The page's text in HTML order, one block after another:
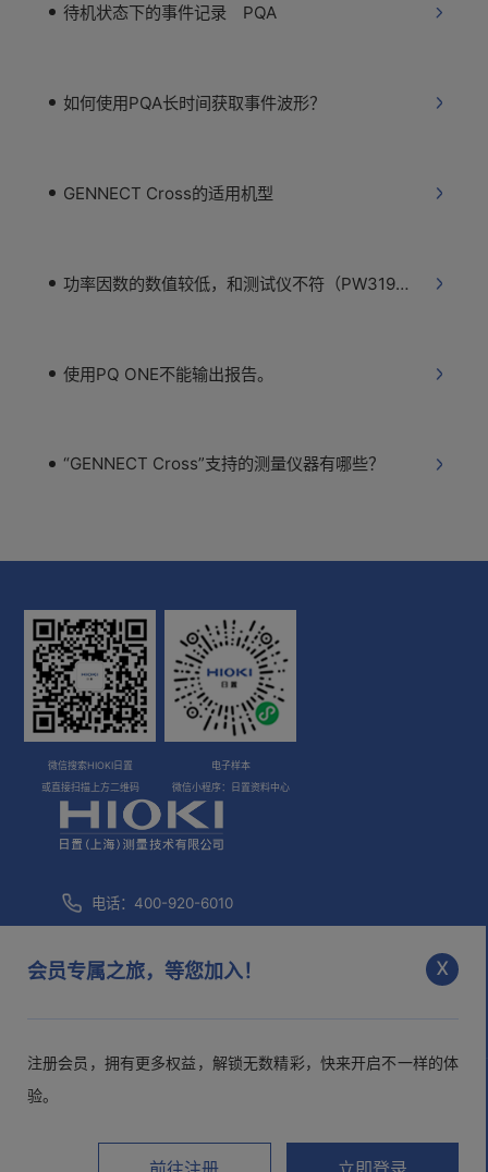
会员专属之旅，等您加入！ x
注册会员，拥有更多权益，解锁无数精彩，快来开启不一样的体
验。
待机状态下的事件记录 PQA
如何使用PQA长时间获取事件波形？
GENNECT Cross的适用机型
功率因数的数值较低，和测试仪不符（PW3198）
使用PQ ONE不能输出报告。
“GENNECT Cross”支持的测量仪器有哪些？
微信搜索HIOKI日置
或直接扫描上方二维码
电子样本
微信小程序：日置资料中心
电话：400-920-6010
市场部邮箱：mkt@hioki.com.cn
日置(上海)测量技术有限公司